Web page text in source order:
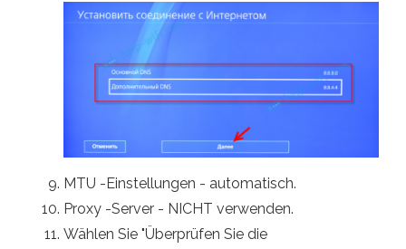
MTU -Einstellungen - automatisch.
Proxy -Server - NICHT verwenden.
Wählen Sie "Überprüfen Sie die